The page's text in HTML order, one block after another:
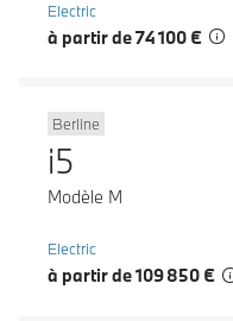
Electric
à partir de 74 100 €
Berline
i5
Modèle M
Electric
à partir de 109 850 €